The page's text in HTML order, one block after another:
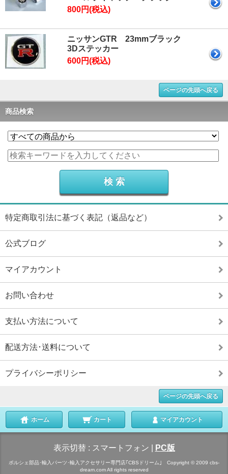
800円(税込)
ニッサンGTR 23mmブラック
3Dステッカー
600円(税込)
ページの先頭へ戻る
商品検索
特定商取引法に基づく表記（返品など）
公式ブログ
マイアカウント
お問い合わせ
支払い方法について
配送方法･送料について
プライバシーポリシー
ページの先頭へ戻る
ホーム カート マイアカウント
表示切替 : スマートフォン PC版
ポルシェ部品･輸入パーツ･輸入アクセサリー専門店｢CBSドリーム｣ Copyright © 2009 cbs-
dream.com All rights reserved